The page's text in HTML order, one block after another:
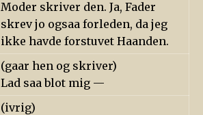
Moder skriver den. Ja, Fader
skrev jo ogsaa forleden, da jeg
ikke havde forstuvet Haanden.
(gaar hen og skriver)
Lad saa blot mig —
(ivrig)